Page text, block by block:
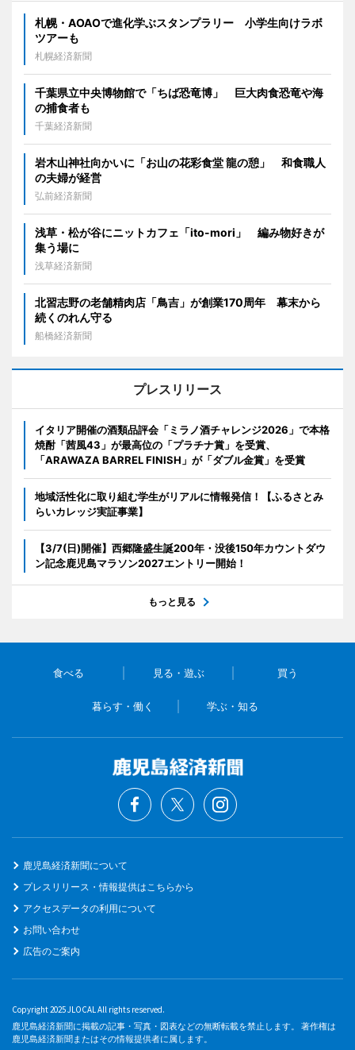
札幌・AOAOで進化学ぶスタンプラリー 小学生向けラボ
ツアーも
札幌経済新聞
千葉県立中央博物館で「ちば恐竜博」 巨大肉食恐竜や海
の捕食者も
千葉経済新聞
岩木山神社向かいに「お山の花彩食堂 龍の憩」 和食職人
の夫婦が経営
弘前経済新聞
浅草・松が谷にニットカフェ「ito-mori」 編み物好きが
集う場に
浅草経済新聞
北習志野の老舗精肉店「鳥吉」が創業170周年 幕末から
続くのれん守る
船橋経済新聞
プレスリリース
イタリア開催の酒類品評会「ミラノ酒チャレンジ2026」で本格
焼酎「茜風43」が最高位の「プラチナ賞」を受賞、
「ARAWAZA BARREL FINISH」が「ダブル金賞」を受賞
地域活性化に取り組む学生がリアルに情報発信！【ふるさとみ
らいカレッジ実証事業】
【3/7(日)開催】西郷隆盛生誕200年・没後150年カウントダウ
ン記念鹿児島マラソン2027エントリー開始！
もっと見る
食べる 見る・遊ぶ 買う
暮らす・働く 学ぶ・知る
鹿児島経済新聞について
プレスリリース・情報提供はこちらから
アクセスデータの利用について
お問い合わせ
広告のご案内
Copyright 2025 JLOCAL All rights reserved.
鹿児島経済新聞に掲載の記事・写真・図表などの無断転載を禁止します。 著作権は
鹿児島経済新聞またはその情報提供者に属します。